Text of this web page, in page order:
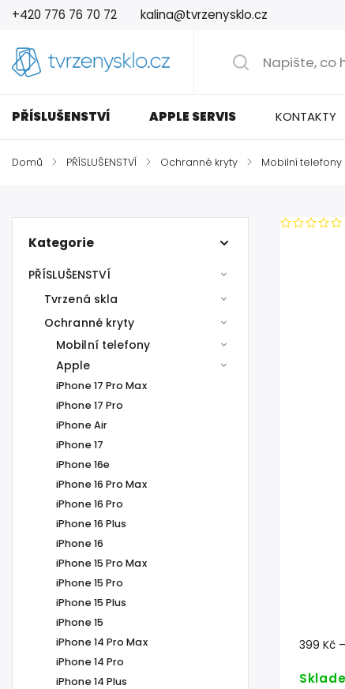
+420 776 76 70 72 kalina@tvrzenysklo.cz
PŘÍSLUŠENSTVÍ APPLE SERVIS KONTAKTY
Domů / PŘÍSLUŠENSTVÍ / Ochranné kryty / Mobilní telefony
Kategorie
PŘÍSLUŠENSTVÍ
Tvrzená skla
Ochranné kryty
Mobilní telefony
Apple
iPhone 17 Pro Max
iPhone 17 Pro
iPhone Air
iPhone 17
iPhone 16e
iPhone 16 Pro Max
iPhone 16 Pro
iPhone 16 Plus
iPhone 16
iPhone 15 Pro Max
iPhone 15 Pro
iPhone 15 Plus
iPhone 15
iPhone 14 Pro Max
iPhone 14 Pro
iPhone 14 Plus
399 Kč